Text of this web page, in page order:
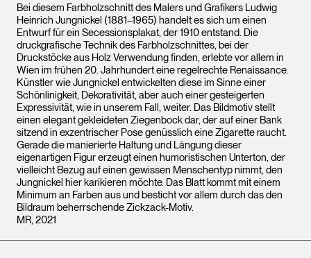
Bei diesem Farbholzschnitt des Malers und Grafikers Ludwig
Heinrich Jungnickel (1881–1965) handelt es sich um einen
Entwurf für ein Secessionsplakat, der 1910 entstand. Die
druckgrafische Technik des Farbholzschnittes, bei der
Druckstöcke aus Holz Verwendung finden, erlebte vor allem in
Wien im frühen 20. Jahrhundert eine regelrechte Renaissance.
Künstler wie Jungnickel entwickelten diese im Sinne einer
Schönlinigkeit, Dekorativität, aber auch einer gesteigerten
Expressivität, wie in unserem Fall, weiter. Das Bildmotiv stellt
einen elegant gekleideten Ziegenbock dar, der auf einer Bank
sitzend in exzentrischer Pose genüsslich eine Zigarette raucht.
Gerade die manierierte Haltung und Längung dieser
eigenartigen Figur erzeugt einen humoristischen Unterton, der
vielleicht Bezug auf einen gewissen Menschentyp nimmt, den
Jungnickel hier karikieren möchte. Das Blatt kommt mit einem
Minimum an Farben aus und besticht vor allem durch das den
Bildraum beherrschende Zickzack-Motiv.
MR, 2021